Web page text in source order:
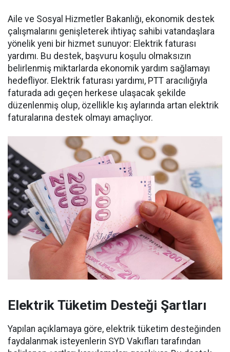
Aile ve Sosyal Hizmetler Bakanlığı, ekonomik destek
çalışmalarını genişleterek ihtiyaç sahibi vatandaşlara
yönelik yeni bir hizmet sunuyor: Elektrik faturası
yardımı. Bu destek, başvuru koşulu olmaksızın
belirlenmiş miktarlarda ekonomik yardım sağlamayı
hedefliyor. Elektrik faturası yardımı, PTT aracılığıyla
faturada adı geçen herkese ulaşacak şekilde
düzenlenmiş olup, özellikle kış aylarında artan elektrik
faturalarına destek olmayı amaçlıyor.
Elektrik Tüketim Desteği Şartları
Yapılan açıklamaya göre, elektrik tüketim desteğinden
faydalanmak isteyenlerin SYD Vakıfları tarafından